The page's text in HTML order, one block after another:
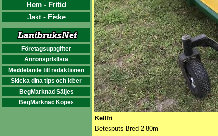
Hem - Fritid
Jakt - Fiske
Företagsuppgifter
Annonsprislista
Meddelande till redaktionen
Skicka dina tips och idéer
BegMarknad Säljes
BegMarknad Köpes
Kellfri
Betesputs Bred 2,80m